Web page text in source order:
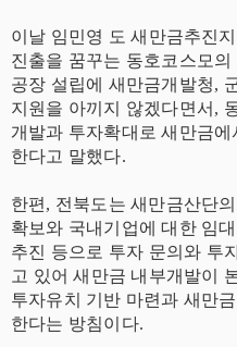
이날 임민영 도 새만금추진
진출을 꿈꾸는 동호코스모
공장 설립에 새만금개발청,
지원을 아끼지 않겠다면서,
개발과 투자확대로 새만금
한다고 말했다.
한편, 전북도는 새만금산단
확보와 국내기업에 대한 임
추진 등으로 투자 문의와 투
고 있어 새만금 내부개발이
투자유치 기반 마련과 새만
한다는 방침이다.